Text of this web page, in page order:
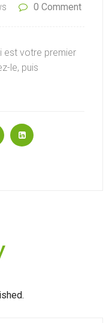
0 Comment
est votre premier
le, puis